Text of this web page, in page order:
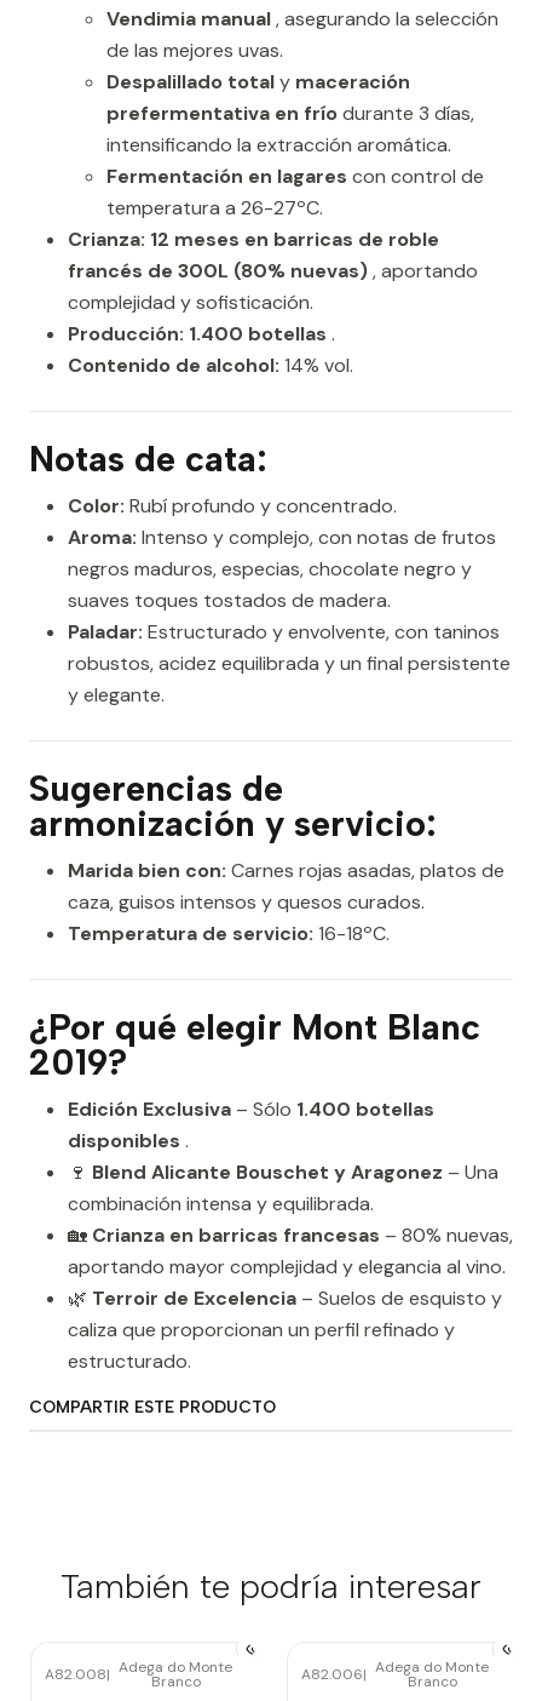
Vendimia manual, asegurando la selección
de las mejores uvas.
Despalillado totaly maceración
prefermentativa en fríodurante 3 días,
intensificando la extracción aromática.
Fermentación en lagares con control de
temperatura a 26-27ºC.
Crianza: 12 meses en barricas de roble
francés de 300L (80% nuevas), aportando
complejidad y sofisticación.
Producción: 1.400 botellas .
Contenido de alcohol: 14% vol.
Notas de cata:
Color: Rubí profundo y concentrado.
Aroma: Intenso y complejo, con notas de frutos
negros maduros, especias, chocolate negro y
suaves toques tostados de madera.
Paladar: Estructurado y envolvente, con taninos
robustos, acidez equilibrada y un final persistente
y elegante.
Sugerencias de
armonización y servicio:
Marida bien con: Carnes rojas asadas, platos de
caza, guisos intensos y quesos curados.
Temperatura de servicio: 16-18ºC.
¿Por qué elegir Mont Blanc
2019?
Edición Exclusiva – Sólo 1.400 botellas
disponibles .
🍷 Blend Alicante Bouschet y Aragonez – Una
combinación intensa y equilibrada.
🏡 Crianza en barricas francesas – 80% nuevas,
aportando mayor complejidad y elegancia al vino.
🌿 Terroir de Excelencia – Suelos de esquisto y
caliza que proporcionan un perfil refinado y
estructurado.
COMPARTIR ESTE PRODUCTO
También te podría interesar
A82.008| Adega do Monte
Branco A82.006| Adega do Monte
Branco